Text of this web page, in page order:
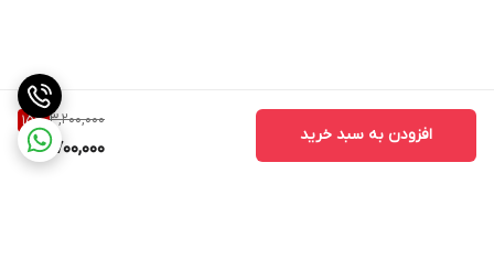
3,200,000
15%
2,700,000
افزودن به سبد خرید